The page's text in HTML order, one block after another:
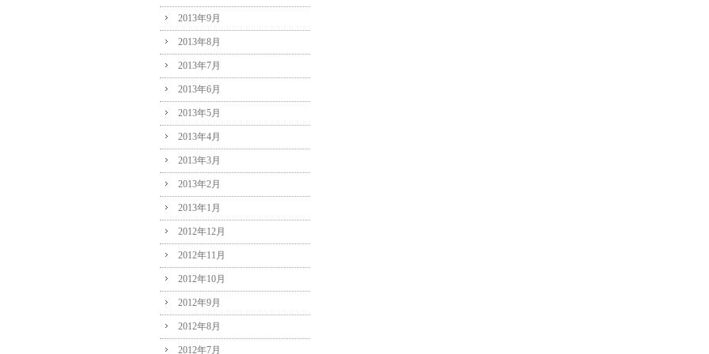
2013年9月
2013年8月
2013年7月
2013年6月
2013年5月
2013年4月
2013年3月
2013年2月
2013年1月
2012年12月
2012年11月
2012年10月
2012年9月
2012年8月
2012年7月